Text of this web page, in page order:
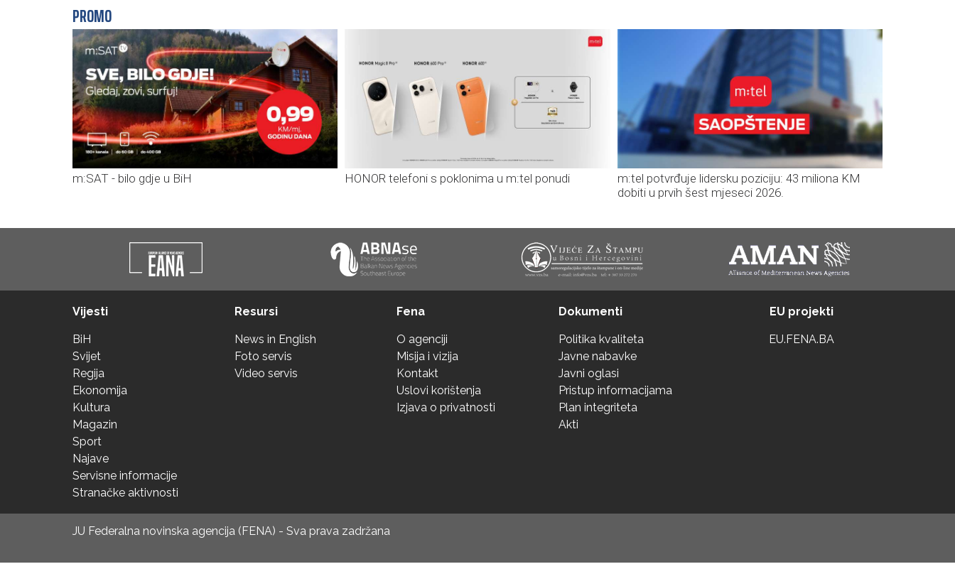
PROMO
m:SAT - bilo gdje u BiH HONOR telefoni s poklonima u m:tel ponudi
m:tel potvrđuje lidersku poziciju: 43 miliona KM
dobiti u prvih šest mjeseci 2026.
Vijesti
BiH
Svijet
Regija
Ekonomija
Kultura
Magazin
Sport
Najave
Servisne informacije
Stranačke aktivnosti
Resursi
News in English
Foto servis
Video servis
Fena
O agenciji
Misija i vizija
Kontakt
Uslovi korištenja
Izjava o privatnosti
Dokumenti
Politika kvaliteta
Javne nabavke
Javni oglasi
Pristup informacijama
Plan integriteta
Akti
EU projekti
EU.FENA.BA
JU Federalna novinska agencija (FENA) - Sva prava zadržana